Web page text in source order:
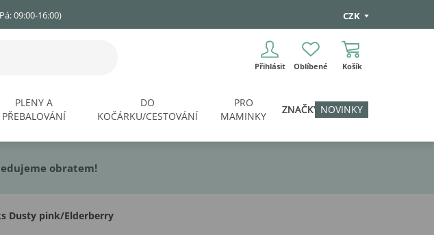
09:00-16:00) CZK
Přihlásit Oblíbené Košík
PLENY A
PŘEBALOVÁNÍ
DO
KOČÁRKU/CESTOVÁNÍ
PRO
MAMINKY
ZNAČKY NOVINKY
obratem!
Dusty pink/Elderberry